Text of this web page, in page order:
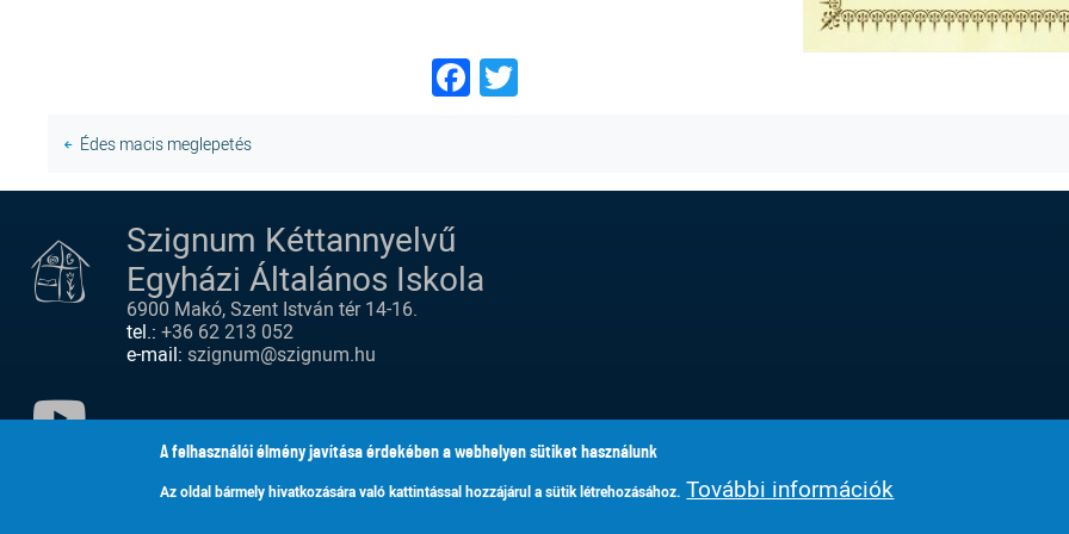
Facebook
Édes macis meglepetés
Szignum Kéttannyelvű
Egyházi Általános Iskola
6900 Makó, Szent István tér 14-16.
tel.: +36 62 213 052
e-mail: szignum@szignum.hu
© Szignum Kéttannyelvű Egyházi Általános Iskola, Makó, 2019-2026
A felhasználói élmény javítása érdekében a webhelyen sütiket használunk
Az oldal bármely hivatkozására való kattintással hozzájárul a sütik létrehozásához. További információk